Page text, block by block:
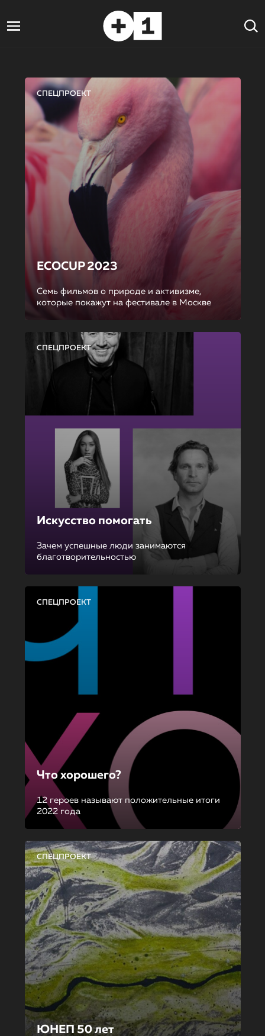
СПЕЦПРОЕКТ
ECOCUP 2023
Семь фильмов о природе и активизме,
которые покажут на фестивале в Москве
СПЕЦПРОЕКТ
Искусство помогать
Зачем успешные люди занимаются
благотворительностью
СПЕЦПРОЕКТ
Что хорошего?
12 героев называют положительные итоги
2022 года
СПЕЦПРОЕКТ
ЮНЕП 50 лет